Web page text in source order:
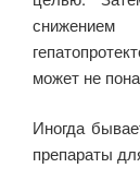
снижением
может не
Иногда
препараты